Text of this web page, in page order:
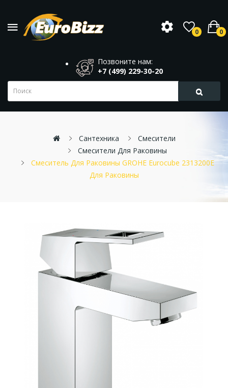
0 0
Позвоните нам:
+7 (499) 229-30-20
Сантехника
Смесители
Смесители Для Раковины
Смеситель Для Раковины GROHE Eurocube 2313200E
Для Раковины